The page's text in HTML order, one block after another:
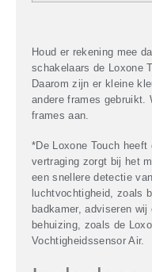
Houd er rekening mee
schakelaars de Loxone
Daarom zijn er kleine
andere frames gebruikt.
frames aan.
*De Loxone Touch
vertraging zorgt bij het
een snellere detectie
luchtvochtigheid, zoals
badkamer, adviseren
behuizing, zoals de
Vochtigheidssensor Air.